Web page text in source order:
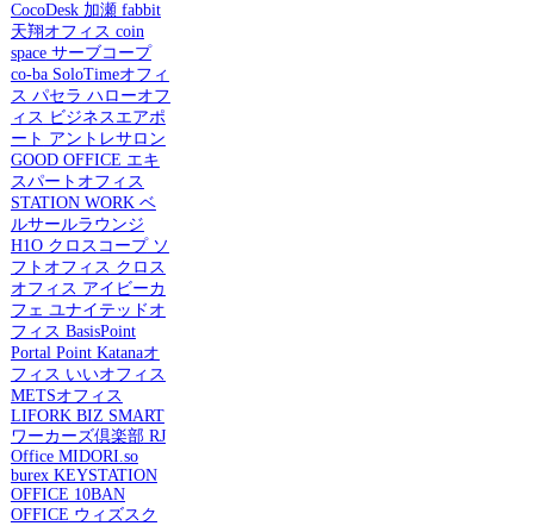
CocoDesk加瀬 fabbit
天翔オフィス coin
spaceサーブコープ
co-baSoloTimeオフィ
ス パセラ ハローオフ
ィス ビジネスエアポ
ート アントレサロン
GOOD OFFICE エキ
スパートオフィス
STATION WORKベ
ルサールラウンジ
H1Oクロスコープソ
フトオフィス クロス
オフィス アイビーカ
フェ ユナイテッドオ
フィス BasisPoint
Portal PointKatanaオ
フィス いいオフィス
METSオフィス
LIFORKBIZ SMART
ワーカーズ倶楽部RJ
OfficeMIDORI.so
burexKEYSTATION
OFFICE 10BAN
OFFICE ウィズスク